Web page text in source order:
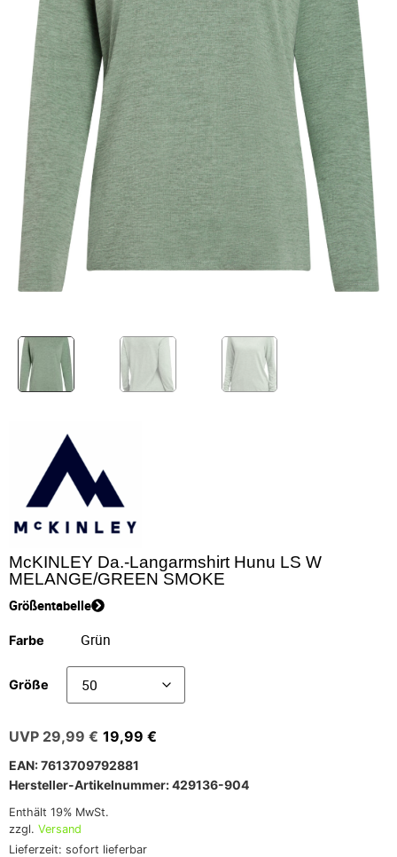
McKINLEY Da.-Langarmshirt Hunu LS W
MELANGE/GREEN SMOKE
Größentabelle
Farbe
Größe
29,99 € 19,99 €
EAN: 7613709792881
Hersteller-Artikelnummer: 429136-904
Enthält 19% MwSt.
zzgl. Versand
Lieferzeit: sofort lieferbar